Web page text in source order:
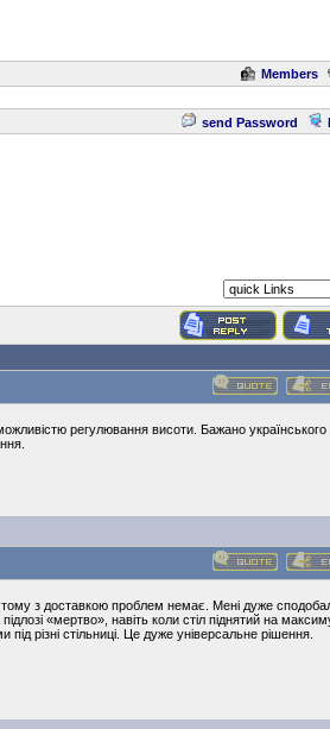
Members
send Password
регулювання висоти. Бажано українського
тому з доставкою проблем немає. Мені дуже
«мертво», навіть коли стіл піднятий на
різні стільниці. Це дуже універсальне рішення.